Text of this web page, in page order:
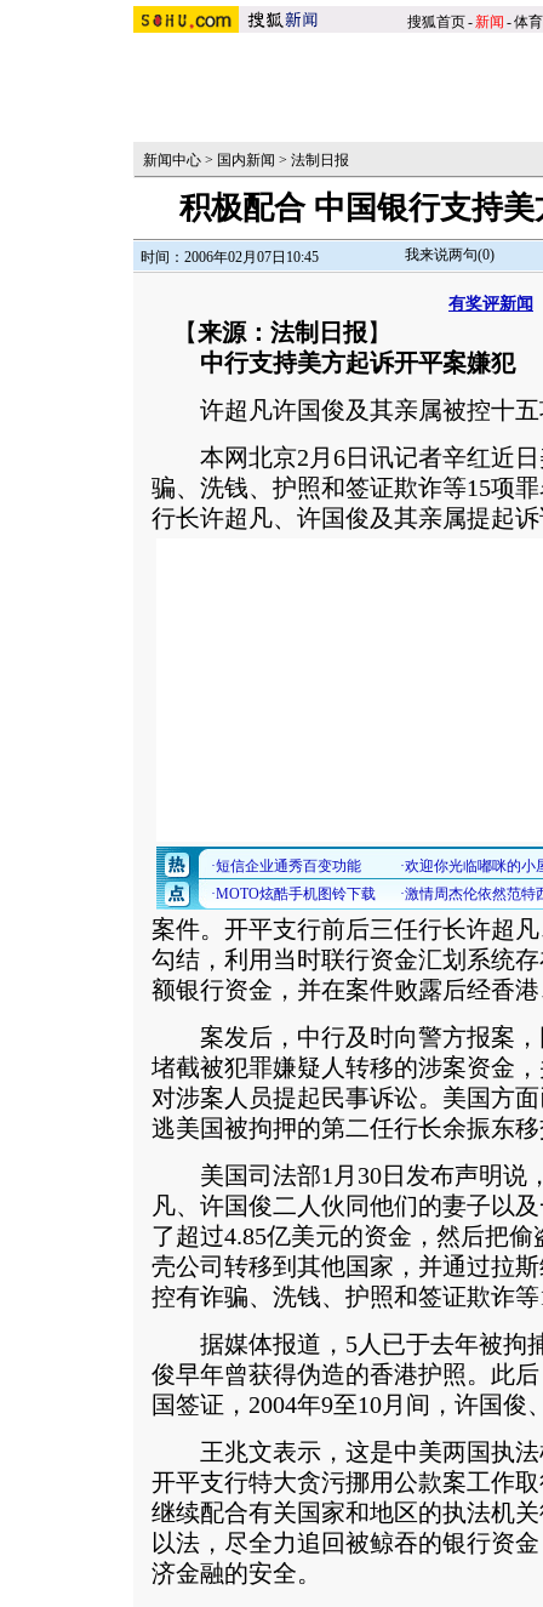
搜狐首页-新闻 -体育
新闻中心 > 国内新闻 > 法制日报
积极配合 中国银行支持
时间：2006年02月07日10:45 我来说两句(0)
有奖评新闻
【来源：法制日报 】
中行支持美方起诉开平案嫌犯
许超凡许国俊及其亲属被控十五
本网北京2月6日讯记者辛红近日
骗、洗钱、护照和签证欺诈等15项
行长许超凡、许国俊及其亲属提起
案件。开平支行前后三任行长许超
勾结，利用当时联行资金汇划系统
额银行资金，并在案件败露后经香
案发后，中行及时向警方报案，
堵截被犯罪嫌疑人转移的涉案资金
对涉案人员提起民事诉讼。美国方
逃美国被拘押的第二任行长余振东
美国司法部1月30日发布声明说
凡、许国俊二人伙同他们的妻子以
了超过4.85亿美元的资金，然后把
壳公司转移到其他国家，并通过拉
控有诈骗、洗钱、护照和签证欺诈
据媒体报道，5人已于去年被拘
俊早年曾获得伪造的香港护照。此
国签证，2004年9至10月间，许国俊
王兆文表示，这是中美两国执法
开平支行特大贪污挪用公款案工作
继续配合有关国家和地区的执法机
以法，尽全力追回被鲸吞的银行资
济金融的安全。